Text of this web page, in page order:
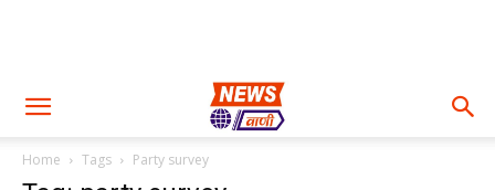
Home Tags Party survey